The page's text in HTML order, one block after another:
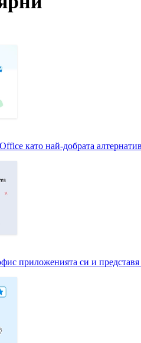
като най-добрата
приложенията си и